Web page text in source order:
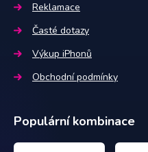
Reklamace
Časté dotazy
Výkup iPhonů
Obchodní podmínky
Populární kombinace